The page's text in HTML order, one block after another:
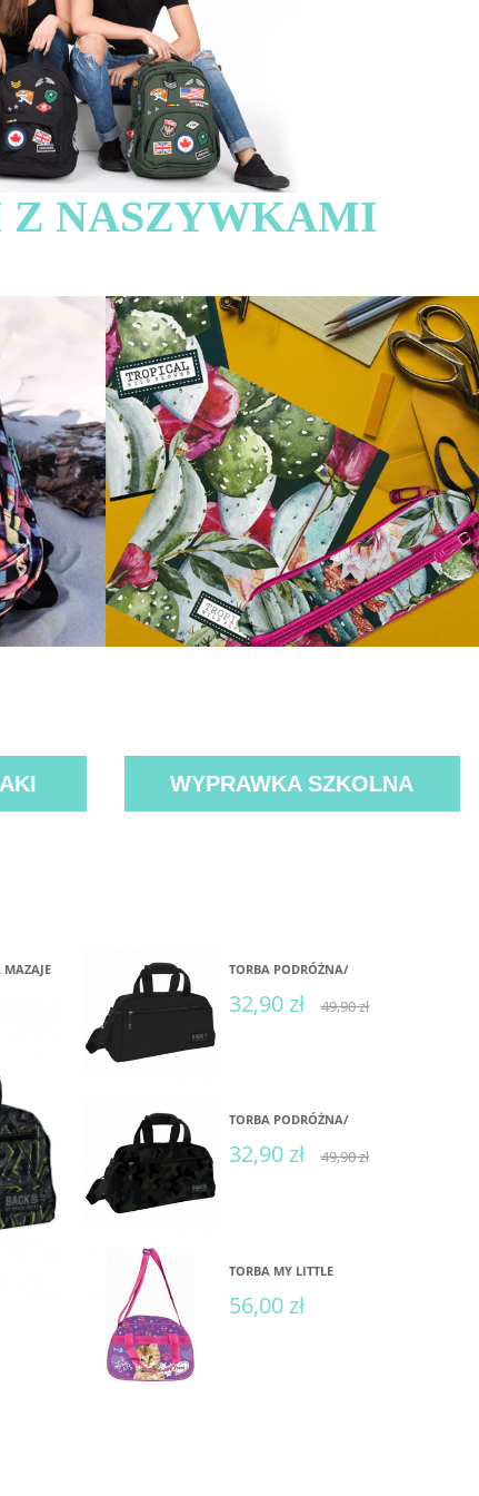
Z NASZYWKAMI
WYPRAWKA SZKOLNA
TORBA PODRÓŻNA/
32,90 zł 49,90 zł
TORBA PODRÓŻNA/
32,90 zł 49,90 zł
TORBA MY LITTLE
56,00 zł